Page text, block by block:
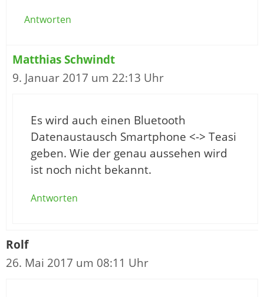
Antworten
Matthias Schwindt
9. Januar 2017 um 22:13 Uhr
Es wird auch einen Bluetooth
Datenaustausch Smartphone <-> Teasi
geben. Wie der genau aussehen wird
ist noch nicht bekannt.
Antworten
Rolf
26. Mai 2017 um 08:11 Uhr